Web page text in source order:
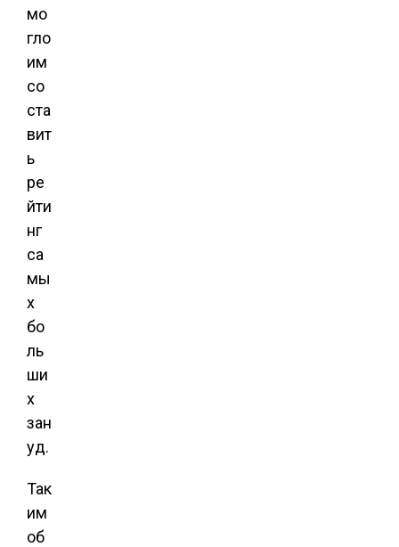
мо
гло
им
со
ста
вит
ь
ре
йти
нг
са
мы
х
бо
ль
ши
х
зан
уд.
Так
им
об